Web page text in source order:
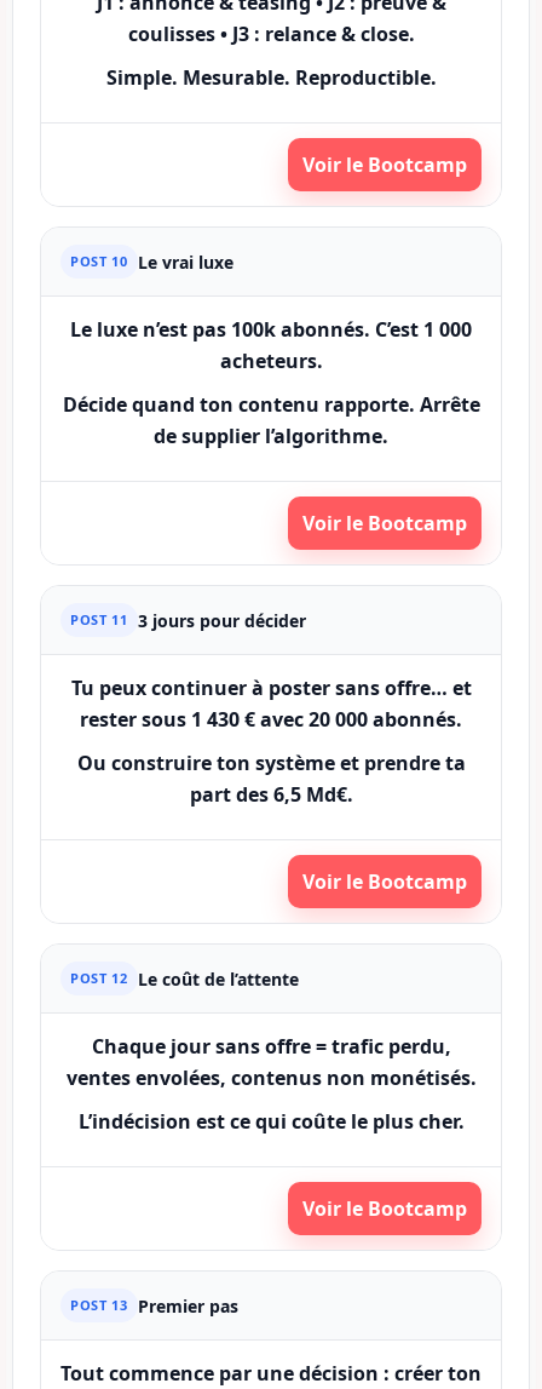
coulisses • J3 : relance & close.
Simple. Mesurable. Reproductible.
Voir le Bootcamp
POST 10 Le vrai luxe
Le luxe n’est pas 100k abonnés. C’est 1 000
acheteurs.
Décide quand ton contenu rapporte. Arrête
de supplier l’algorithme.
Voir le Bootcamp
POST 11 3 jours pour décider
Tu peux continuer à poster sans offre… et
rester sous 1 430 €avec20 000 abonnés.
Ou construire ton système et prendre ta
part des6,5 Md€.
Voir le Bootcamp
POST 12 Le coût de l’attente
Chaque jour sans offre = trafic perdu,
ventes envolées, contenus non monétisés.
L’indécision est ce qui coûte le plus cher.
Voir le Bootcamp
POST 13 Premier pas
Tout commence par une décision : créer ton